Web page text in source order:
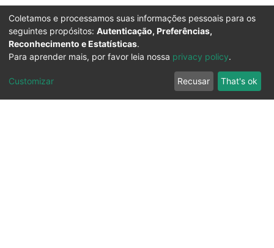
Coletamos e processamos suas informações pessoais para os
seguintes propósitos: Autenticação, Preferências,
Reconhecimento e Estatísticas.
Para aprender mais, por favor leia nossa privacy policy.
Customizar Recusar That's ok